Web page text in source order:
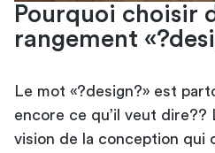
Pourquoi choisir
rangement
Le mot «?design?» est
encore ce qu’il veut dire??
vision de la conception qui